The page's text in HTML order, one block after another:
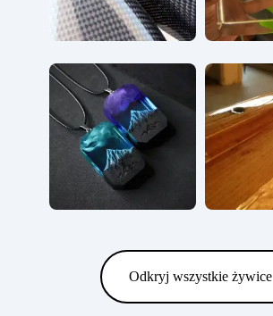
Odkryj wszystkie żywice